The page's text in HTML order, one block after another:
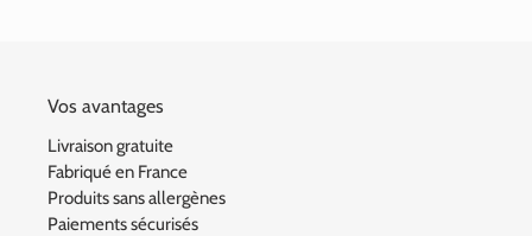
Vos avantages
Livraison gratuite
Fabriqué en France
Produits sans allergènes
Paiements sécurisés